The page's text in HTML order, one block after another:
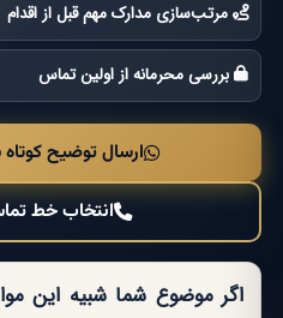
مرتب‌سازی مدارک مهم قبل از اقدام
بررسی محرمانه از اولین تماس
ارسال توضیح کوتاه
انتخاب خط
اگر موضوع شما شبیه این